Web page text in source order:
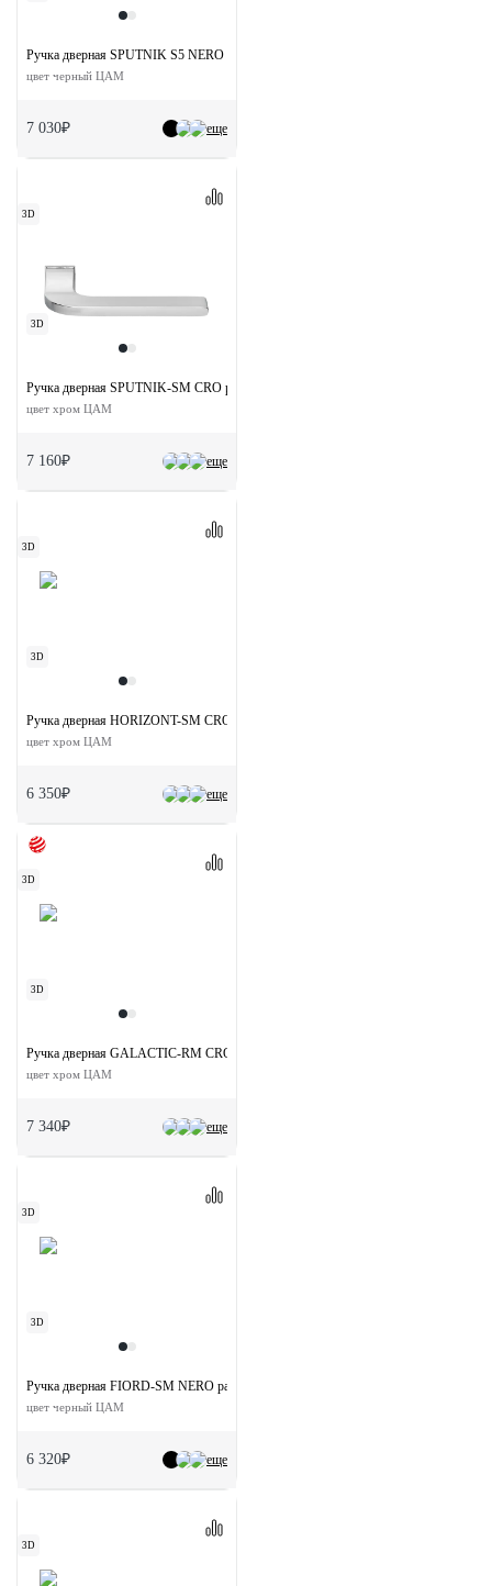
еще
Ручка дверная SPUTNIK S5 NERO раздельная на квадратной розетке
цвет черный ЦАМ
7 030₽
3D
3D
еще
Ручка дверная SPUTNIK-SM CRO раздельная без розетки
цвет хром ЦАМ
7 160₽
3D
3D
еще
Ручка дверная HORIZONT-SM CRO раздельная без розетки
цвет хром ЦАМ
6 350₽
3D
3D
еще
Ручка дверная GALACTIC-RM CRO раздельная без розетки
цвет хром ЦАМ
7 340₽
3D
3D
еще
Ручка дверная FIORD-SM NERO раздельная без розетки
цвет черный ЦАМ
6 320₽
3D